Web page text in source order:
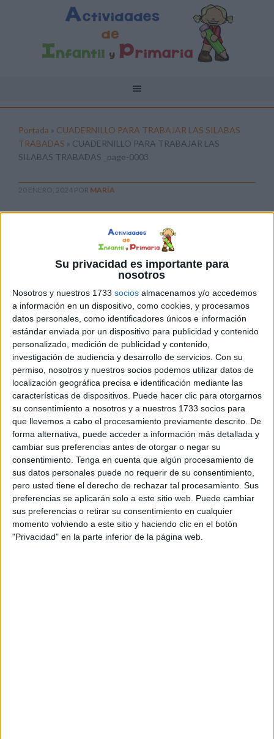
Su privacidad es importante para
nosotros
Nosotros y nuestros 1733 socios almacenamos y/o accedemos
a información en un dispositivo, como cookies, y procesamos
datos personales, como identificadores únicos e información
estándar enviada por un dispositivo para publicidad y contenido
personalizado, medición de publicidad y contenido,
investigación de audiencia y desarrollo de servicios. Con su
permiso, nosotros y nuestros socios podemos utilizar datos de
localización geográfica precisa e identificación mediante las
características de dispositivos. Puede hacer clic para otorgarnos
su consentimiento a nosotros y a nuestros 1733 socios para
que llevemos a cabo el procesamiento previamente descrito. De
forma alternativa, puede acceder a información más detallada y
cambiar sus preferencias antes de otorgar o negar su
consentimiento. Tenga en cuenta que algún procesamiento de
sus datos personales puede no requerir de su consentimiento,
pero usted tiene el derecho de rechazar tal procesamiento. Sus
preferencias se aplicarán solo a este sitio web. Puede cambiar
sus preferencias o retirar su consentimiento en cualquier
momento volviendo a este sitio y haciendo clic en el botón
"Privacidad" en la parte inferior de la página web.
Portada » CUADERNILLO PARA TRABAJAR LAS SILABAS
TRABADAS » CUADERNILLO PARA TRABAJAR LAS
SILABAS TRABADAS _page-0003
20 ENERO, 2024 POR MARÍA
LAS SILABAS TRABADAS _page-
Pulsa sobre el enlace para descargar el
archivo: